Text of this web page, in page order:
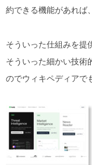
約できる機能があれば
そういった仕組みを提
そういった細かい技術
のでウィキペディアで